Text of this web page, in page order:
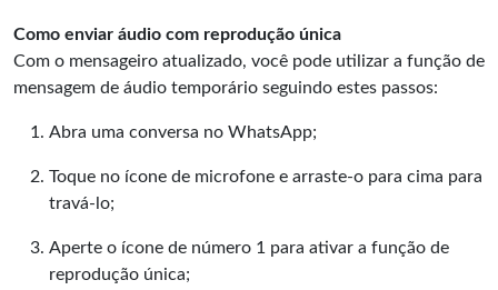
Como enviar áudio com reprodução única
Com o mensageiro atualizado, você pode utilizar a função de
mensagem de áudio temporário seguindo estes passos:
Abra uma conversa no WhatsApp;
Toque no ícone de microfone e arraste-o para cima para
travá-lo;
Aperte o ícone de número 1 para ativar a função de
reprodução única;